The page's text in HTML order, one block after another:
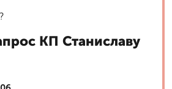
КП Станиславу